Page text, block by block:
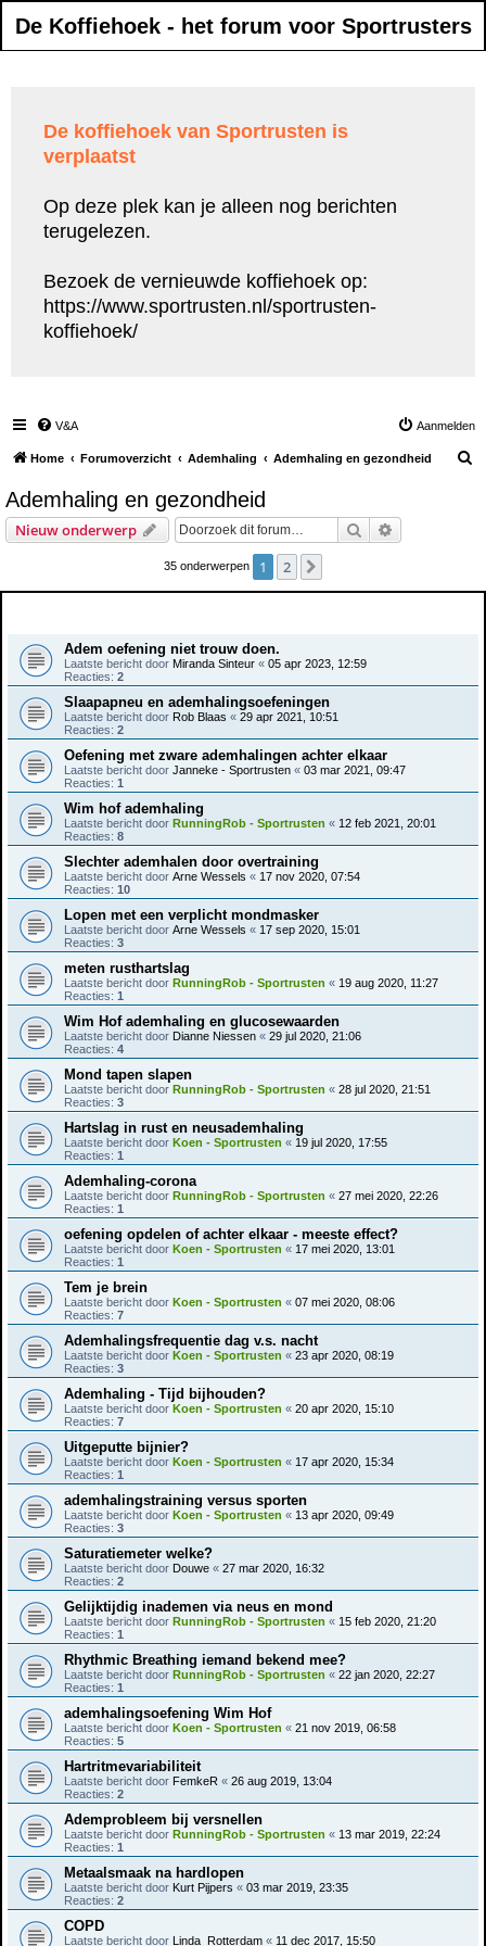
De Koffiehoek - het forum voor Sportrusters
De koffiehoek van Sportrusten is
verplaatst
Op deze plek kan je alleen nog berichten
terugelezen.
Bezoek de vernieuwde koffiehoek op:
https://www.sportrusten.nl/sportrusten-
koffiehoek/
V&A Aanmelden
Home Forumoverzicht Ademhaling Ademhaling en gezondheid
Ademhaling en gezondheid
Nieuw onderwerp Zoek
35 onderwerpen 1 2
Adem oefening niet trouw doen.
Laatste bericht door Miranda Sinteur « 05 apr 2023, 12:59
Reacties: 2
Slaapapneu en ademhalingsoefeningen
Laatste bericht door Rob Blaas « 29 apr 2021, 10:51
Reacties: 2
Oefening met zware ademhalingen achter elkaar
Laatste bericht door Janneke - Sportrusten « 03 mar 2021, 09:47
Reacties: 1
Wim hof ademhaling
Laatste bericht door RunningRob - Sportrusten « 12 feb 2021, 20:01
Reacties: 8
Slechter ademhalen door overtraining
Laatste bericht door Arne Wessels « 17 nov 2020, 07:54
Reacties: 10
Lopen met een verplicht mondmasker
Laatste bericht door Arne Wessels « 17 sep 2020, 15:01
Reacties: 3
meten rusthartslag
Laatste bericht door RunningRob - Sportrusten « 19 aug 2020, 11:27
Reacties: 1
Wim Hof ademhaling en glucosewaarden
Laatste bericht door Dianne Niessen « 29 jul 2020, 21:06
Reacties: 4
Mond tapen slapen
Laatste bericht door RunningRob - Sportrusten « 28 jul 2020, 21:51
Reacties: 3
Hartslag in rust en neusademhaling
Laatste bericht door Koen - Sportrusten « 19 jul 2020, 17:55
Reacties: 1
Ademhaling-corona
Laatste bericht door RunningRob - Sportrusten « 27 mei 2020, 22:26
Reacties: 1
oefening opdelen of achter elkaar - meeste effect?
Laatste bericht door Koen - Sportrusten « 17 mei 2020, 13:01
Reacties: 1
Tem je brein
Laatste bericht door Koen - Sportrusten « 07 mei 2020, 08:06
Reacties: 7
Ademhalingsfrequentie dag v.s. nacht
Laatste bericht door Koen - Sportrusten « 23 apr 2020, 08:19
Reacties: 3
Ademhaling - Tijd bijhouden?
Laatste bericht door Koen - Sportrusten « 20 apr 2020, 15:10
Reacties: 7
Uitgeputte bijnier?
Laatste bericht door Koen - Sportrusten « 17 apr 2020, 15:34
Reacties: 1
ademhalingstraining versus sporten
Laatste bericht door Koen - Sportrusten « 13 apr 2020, 09:49
Reacties: 3
Saturatiemeter welke?
Laatste bericht door Douwe « 27 mar 2020, 16:32
Reacties: 2
Gelijktijdig inademen via neus en mond
Laatste bericht door RunningRob - Sportrusten « 15 feb 2020, 21:20
Reacties: 1
Rhythmic Breathing iemand bekend mee?
Laatste bericht door RunningRob - Sportrusten « 22 jan 2020, 22:27
Reacties: 1
ademhalingsoefening Wim Hof
Laatste bericht door Koen - Sportrusten « 21 nov 2019, 06:58
Reacties: 5
Hartritmevariabiliteit
Laatste bericht door FemkeR « 26 aug 2019, 13:04
Reacties: 2
Ademprobleem bij versnellen
Laatste bericht door RunningRob - Sportrusten « 13 mar 2019, 22:24
Reacties: 1
Metaalsmaak na hardlopen
Laatste bericht door Kurt Pijpers « 03 mar 2019, 23:35
Reacties: 2
COPD
Laatste bericht door Linda_Rotterdam « 11 dec 2017, 15:50